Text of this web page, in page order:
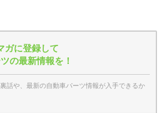
に登録して
の最新情報を！
話や、最新の自動車パーツ情報が入手できるか